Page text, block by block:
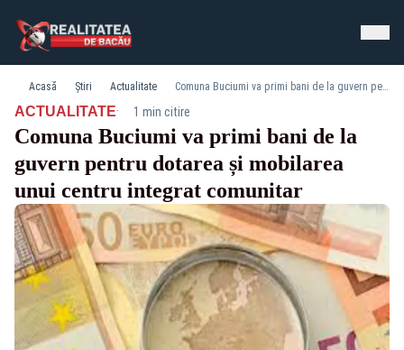
Acasă Știri Actualitate Comuna Buciumi va primi bani de la guvern pentru dotarea și mobilarea unui centru integrat comunitar
ACTUALITATE· 1 min citire
Comuna Buciumi va primi bani de la
guvern pentru dotarea și mobilarea
unui centru integrat comunitar